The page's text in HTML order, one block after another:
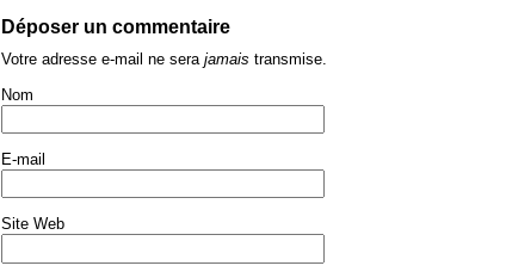
Déposer un commentaire
Votre adresse e-mail ne sera jamais transmise.
Nom
E-mail
Site Web